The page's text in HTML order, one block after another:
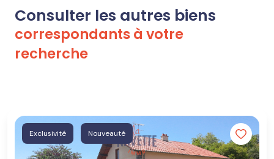
Consulter les autres biens
correspondants à votre
recherche
Exclusivité Nouveauté